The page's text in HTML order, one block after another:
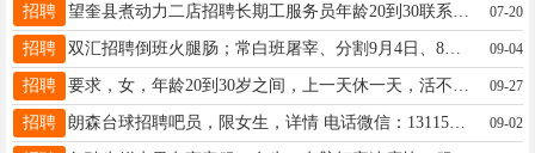
招聘 07-20
招聘 双汇招聘倒班火腿肠；常白班屠宰、分割9月4日、8日上午9点面试，详咨询13045286820（微信）工资3000-7000元年龄18-49周岁；15-20号发工资 09-04
招聘 09-27
招聘 朗森台球招聘吧员，限女生，详情 电话微信：13115659777 09-02